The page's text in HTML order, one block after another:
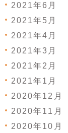
2021年6月
2021年5月
2021年4月
2021年3月
2021年2月
2021年1月
2020年12月
2020年11月
2020年10月